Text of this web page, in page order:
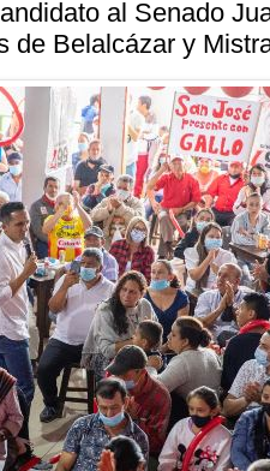
al Senado
de Belalcázar y